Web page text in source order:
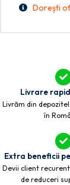
Dorești
Livrare
Livrăm din
în
Extra beneficii
Devii client
de reduceri